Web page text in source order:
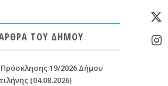
ΤΟΥ ΔΗΜΟΥ
Πρόσκλησης 19/2026 Δήμου
(04.08.2026)